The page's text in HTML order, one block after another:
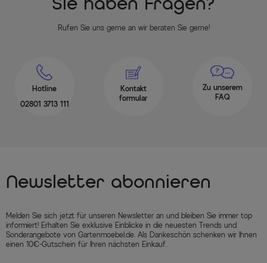
Sie haben Fragen?
Rufen Sie uns gerne an wir beraten Sie gerne!
Hotline
02801 3713 111
Kontakt
formular
Zu unserem
FAQ
Newsletter abonnieren
Melden Sie sich jetzt für unseren Newsletter an und bleiben Sie immer top
informiert! Erhalten Sie exklusive Einblicke in die neuesten Trends und
Sonderangebote von Gartenmoebel.de. Als Dankeschön schenken wir Ihnen
einen 10€-Gutschein für Ihren nächsten Einkauf.